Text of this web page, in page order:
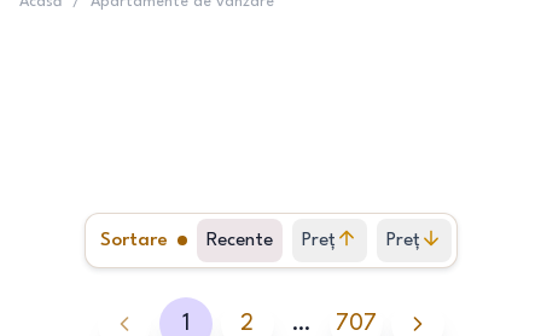
Sortare Recente Preț
crescător
Preț
descrescător
1 2 … 707